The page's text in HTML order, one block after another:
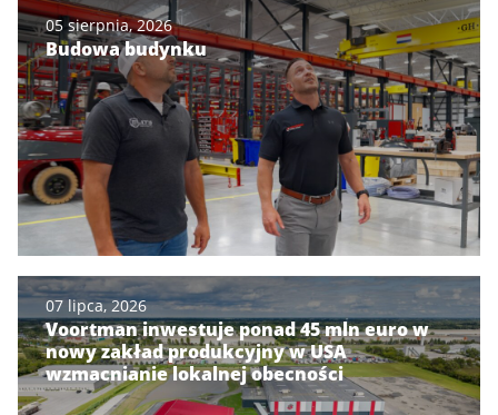
05 sierpnia, 2026
Budowa budynku
07 lipca, 2026
Voortman inwestuje ponad 45 mln euro w
nowy zakład produkcyjny w USA
wzmacnianie lokalnej obecności